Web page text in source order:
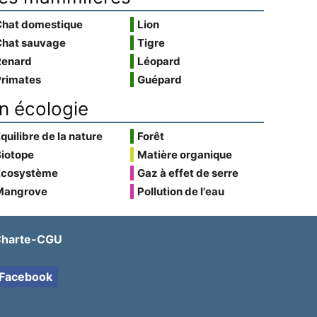
domestique
sauvage
Lion
Tigre
Léopard
Guépard
écologie
de la nature
Forêt
Matière organique
Gaz à effet de serre
Pollution de l'eau
CGU
Facebook